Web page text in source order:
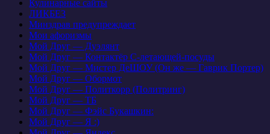
Кулинарные сайты
ЛИКБЕЗ
Минздрав предупреждает
Мои афоризмы
Мой Друг — Дуэлянт
Мой Друг — Контактёр С-летающей-посуды
Мой Друг — Мистер ДеШОУ (Он же — Гаврик Портер)
Мой Друг — Обормот
Мой Друг — Политкорр (Политринг)
Мой Друг — ТБ
Мой Друг — Фэйс Букашкин:
Мой Друг — Я :)